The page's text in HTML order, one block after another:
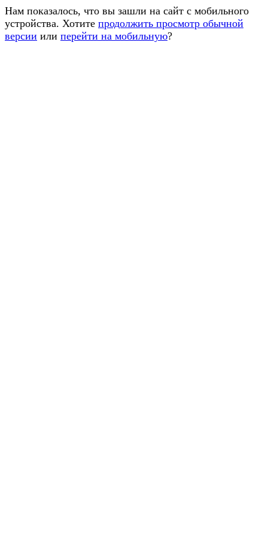
Нам показалось, что вы зашли на сайт с мобильного
устройства. Хотите продолжить просмотр обычной
версии или перейти на мобильную?